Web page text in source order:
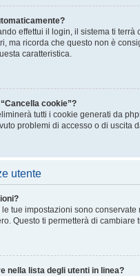
effettui il login, il sistema ti
ma ricorda che questo non è
caratteristica.
cookie”?
tutti i cookie generati da
problemi di accesso o di
utente
tue impostazioni sono
Questo ti permetterà di
nella lista degli utenti in linea?